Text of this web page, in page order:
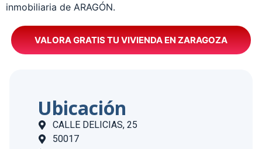
inmobiliaria de ARAGÓN.
VALORA GRATIS TU VIVIENDA EN ZARAGOZA
Ubicación
CALLE DELICIAS, 25
50017